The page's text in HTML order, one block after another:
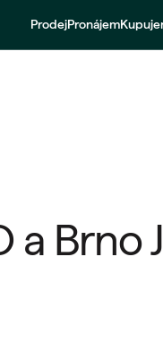
ProdejPronájem
a